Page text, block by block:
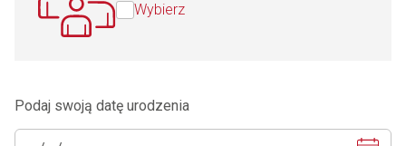
Wybierz
Podaj swoją datę urodzenia